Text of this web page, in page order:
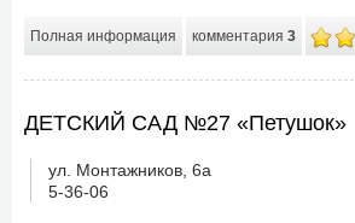
Полная информация комментария 3
ДЕТСКИЙ САД №27 «Петушок»
ул. Монтажников, 6а
5-36-06